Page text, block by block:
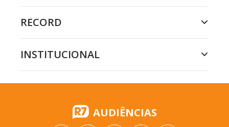
RECORD
INSTITUCIONAL
AUDIÊNCIAS